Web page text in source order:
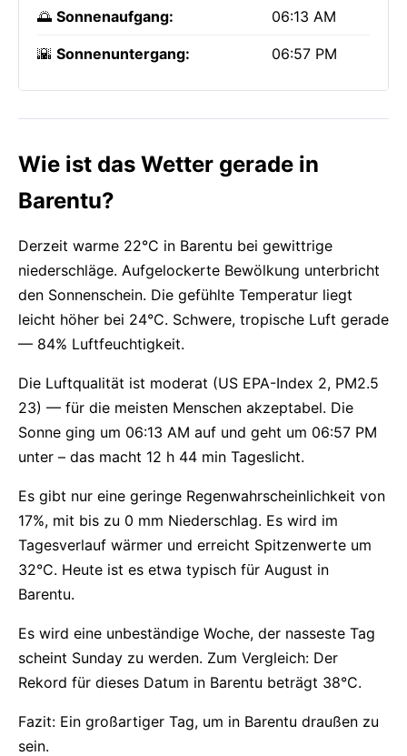
🌅 Sonnenaufgang: 06:13 AM
🌇 Sonnenuntergang: 06:57 PM
Wie ist das Wetter gerade in
Barentu?
Derzeit warme 22°C in Barentu bei gewittrige
niederschläge. Aufgelockerte Bewölkung unterbricht
den Sonnenschein. Die gefühlte Temperatur liegt
leicht höher bei 24°C. Schwere, tropische Luft gerade
— 84% Luftfeuchtigkeit.
Die Luftqualität ist moderat (US EPA-Index 2, PM2.5
23) — für die meisten Menschen akzeptabel. Die
Sonne ging um 06:13 AM auf und geht um 06:57 PM
unter – das macht 12 h 44 min Tageslicht.
Es gibt nur eine geringe Regenwahrscheinlichkeit von
17%, mit bis zu 0 mm Niederschlag. Es wird im
Tagesverlauf wärmer und erreicht Spitzenwerte um
32°C. Heute ist es etwa typisch für August in
Barentu.
Es wird eine unbeständige Woche, der nasseste Tag
scheint Sunday zu werden. Zum Vergleich: Der
Rekord für dieses Datum in Barentu beträgt 38°C.
Fazit: Ein großartiger Tag, um in Barentu draußen zu
sein.